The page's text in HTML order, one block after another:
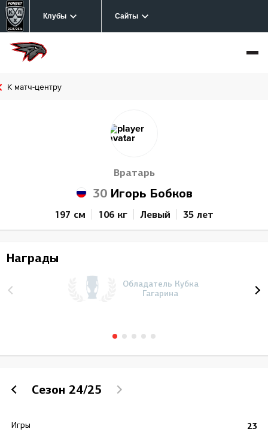
Клубы Сайты
К матч-центру
Вратарь
30Игорь Бобков
197 см 106 кг Левый 35 лет
Награды
Обладатель Кубка
Гагарина
Сезон 24/25
Игры 23